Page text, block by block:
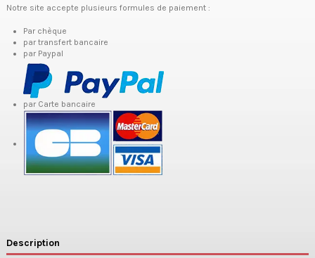
Notre site accepte plusieurs formules de paiement :
Par chèque
par transfert bancaire
par Paypal
par Carte bancaire
Description